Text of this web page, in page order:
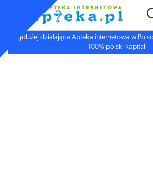
Najdłużej działająca Apteka internetowa w
- 100% polski kapitał